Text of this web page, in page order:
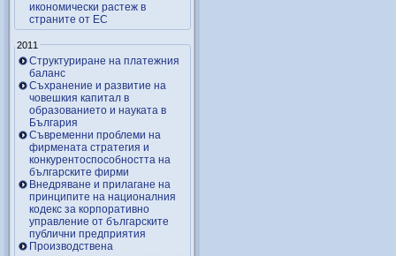
икономически растеж в
страните от ЕС
2011
Структуриране на платежния
баланс
Съхранение и развитие на
човешкия капитал в
образованието и науката в
България
Съвременни проблеми на
фирмената стратегия и
конкурентоспособността на
българските фирми
Внедряване и прилагане на
принципите на националния
кодекс за корпоративно
управление от българските
публични предприятия
Производствена